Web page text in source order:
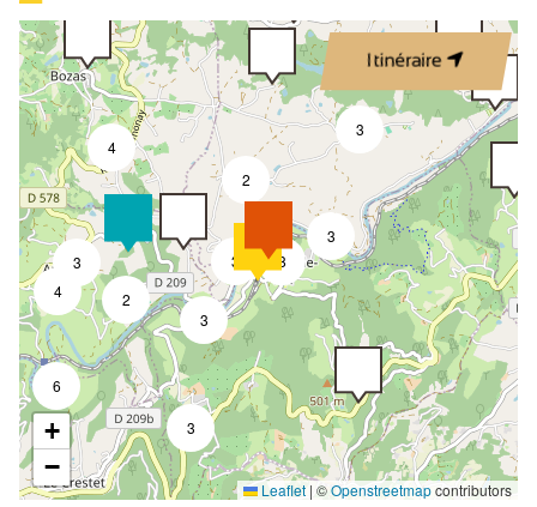
Itinéraire
3
2
3
4
6
4
3
3
2
3
8
3
+
−
Leaflet | ©Openstreetmapcontributors